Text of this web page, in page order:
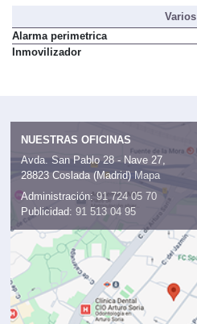
Varios
Alarma perimetrica
Inmovilizador
NUESTRAS OFICINAS
Avda. San Pablo 28 - Nave 27,
28823 Coslada (Madrid) Mapa
Administración: 91 724 05 70
Publicidad: 91 513 04 95